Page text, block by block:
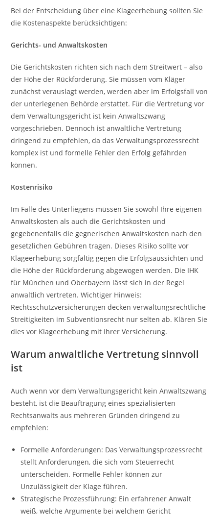
Bei der Entscheidung über eine Klageerhebung sollten Sie
die Kostenaspekte berücksichtigen:
Gerichts- und Anwaltskosten
Die Gerichtskosten richten sich nach dem Streitwert – also
der Höhe der Rückforderung. Sie müssen vom Kläger
zunächst verauslagt werden, werden aber im Erfolgsfall von
der unterlegenen Behörde erstattet. Für die Vertretung vor
dem Verwaltungsgericht ist kein Anwaltszwang
vorgeschrieben. Dennoch ist anwaltliche Vertretung
dringend zu empfehlen, da das Verwaltungsprozessrecht
komplex ist und formelle Fehler den Erfolg gefährden
können.
Kostenrisiko
Im Falle des Unterliegens müssen Sie sowohl Ihre eigenen
Anwaltskosten als auch die Gerichtskosten und
gegebenenfalls die gegnerischen Anwaltskosten nach den
gesetzlichen Gebühren tragen. Dieses Risiko sollte vor
Klageerhebung sorgfältig gegen die Erfolgsaussichten und
die Höhe der Rückforderung abgewogen werden. Die IHK
für München und Oberbayern lässt sich in der Regel
anwaltlich vertreten. Wichtiger Hinweis:
Rechtsschutzversicherungen decken verwaltungsrechtliche
Streitigkeiten im Subventionsrecht nur selten ab. Klären Sie
dies vor Klageerhebung mit Ihrer Versicherung.
Warum anwaltliche Vertretung sinnvoll
ist
Auch wenn vor dem Verwaltungsgericht kein Anwaltszwang
besteht, ist die Beauftragung eines spezialisierten
Rechtsanwalts aus mehreren Gründen dringend zu
empfehlen:
Formelle Anforderungen: Das Verwaltungsprozessrecht
stellt Anforderungen, die sich vom Steuerrecht
unterscheiden. Formelle Fehler können zur
Unzulässigkeit der Klage führen.
Strategische Prozessführung: Ein erfahrener Anwalt
weiß, welche Argumente bei welchem Gericht